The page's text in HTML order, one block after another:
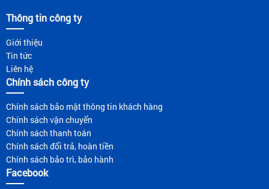
Thông tin công ty
Giới thiệu
Tin tức
Liên hệ
Chính sách công ty
Chính sách bảo mật thông tin khách hàng
Chính sách vận chuyển
Chính sách thanh toán
Chính sách đổi trả, hoàn tiền
Chính sách bảo trì, bảo hành
Facebook